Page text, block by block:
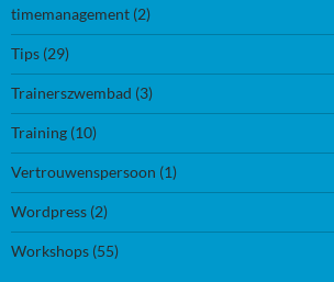
timemanagement (2)
Tips (29)
Trainerszwembad (3)
Training (10)
Vertrouwenspersoon (1)
Wordpress (2)
Workshops (55)